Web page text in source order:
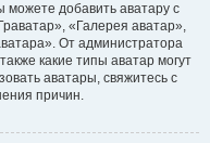
можете добавить аватару с
«Галерея аватар»,
От администратора
какие типы аватар могут
аватары, свяжитесь с
причин.